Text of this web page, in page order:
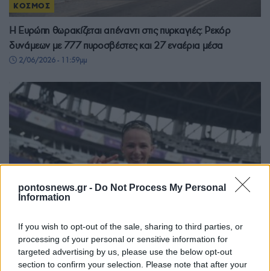
pontosnews.gr - Do Not Process My Personal
Information
If you wish to opt-out of the sale, sharing to third parties, or
processing of your personal or sensitive information for
targeted advertising by us, please use the below opt-out
section to confirm your selection. Please note that after your
ΚΟΣΜΟΣ
Η Ευρώπη θωρακίζεται απέναντι στις πυρκαγιές: Ρεκόρ
δυνάμεων με 777 πυροσβέστες και 27 εναέρια μέσα
2/06/2026 - 11:59μμ
ΑΘΛΗΤΙΣΜΟΣ